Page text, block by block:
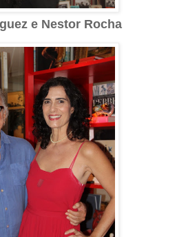
e Nestor Rocha